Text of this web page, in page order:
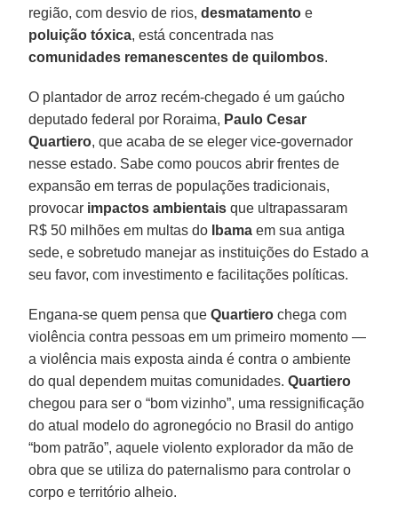
região, com desvio de rios,desmatamento e
poluição tóxica, está concentrada nas
comunidades remanescentes de quilombos.
O plantador de arroz recém-chegado é um gaúcho
deputado federal por Roraima, Paulo Cesar
Quartiero, que acaba de se eleger vice-governador
nesse estado. Sabe como poucos abrir frentes de
expansão em terras de populações tradicionais,
provocar impactos ambientais que ultrapassaram
R$ 50 milhões em multas do
Ibama em sua antiga
sede, e sobretudo manejar as instituições do Estado a
seu favor, com investimento e facilitações políticas.
Engana-se quem pensa queQuartiero chega com
violência contra pessoas em um primeiro momento —
a violência mais exposta ainda é contra o ambiente
do qual dependem muitas comunidades.Quartiero
chegou para ser o “bom vizinho”, uma ressignificação
do atual modelo do agronegócio no Brasil do antigo
“bom patrão”, aquele violento explorador da mão de
obra que se utiliza do paternalismo para controlar o
corpo e território alheio.